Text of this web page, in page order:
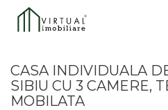
CASA INDIVIDUALA
SIBIU CU 3 CAMERE,
MOBILATA